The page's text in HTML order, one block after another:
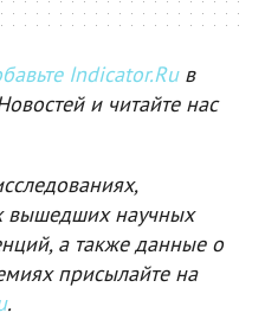
Indicator.Ruв
и читайте нас
вышедших научных
а также данные о
присылайте на
.